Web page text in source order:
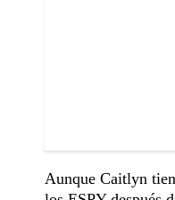
Aunque Caitlyn